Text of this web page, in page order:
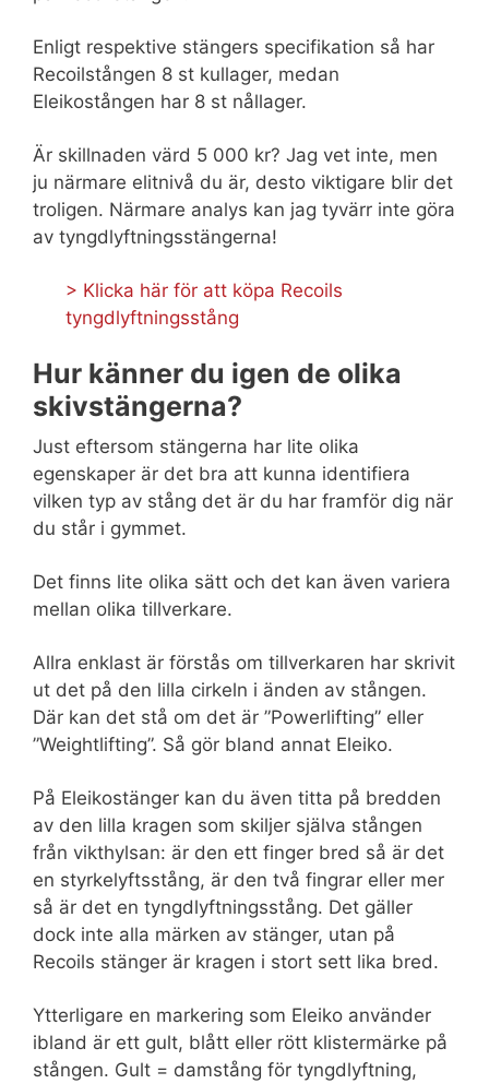
Enligt respektive stängers specifikation så har
Recoilstången 8 st kullager, medan
Eleikostången har 8 st nållager.
Är skillnaden värd 5 000 kr? Jag vet inte, men
ju närmare elitnivå du är, desto viktigare blir det
troligen. Närmare analys kan jag tyvärr inte göra
av tyngdlyftningsstängerna!
> Klicka här för att köpa Recoils
tyngdlyftningsstång
Hur känner du igen de olika
skivstängerna?
Just eftersom stängerna har lite olika
egenskaper är det bra att kunna identifiera
vilken typ av stång det är du har framför dig när
du står i gymmet.
Det finns lite olika sätt och det kan även variera
mellan olika tillverkare.
Allra enklast är förstås om tillverkaren har skrivit
ut det på den lilla cirkeln i änden av stången.
Där kan det stå om det är ”Powerlifting” eller
”Weightlifting”. Så gör bland annat Eleiko.
På Eleikostänger kan du även titta på bredden
av den lilla kragen som skiljer själva stången
från vikthylsan: är den ett finger bred så är det
en styrkelyftsstång, är den två fingrar eller mer
så är det en tyngdlyftningsstång. Det gäller
dock inte alla märken av stänger, utan på
Recoils stänger är kragen i stort sett lika bred.
Ytterligare en markering som Eleiko använder
ibland är ett gult, blått eller rött klistermärke på
stången. Gult = damstång för tyngdlyftning,